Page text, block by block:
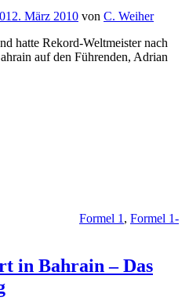
12. März 2010 von C. Weiher
hatte Rekord-Weltmeister nach
auf den Führenden, Adrian
Formel 1 , Formel 1-
in Bahrain – Das